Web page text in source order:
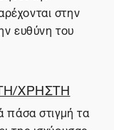
στην
ευθύνη του
ΧΡΗΣΤΗ
πάσα στιγμή τα